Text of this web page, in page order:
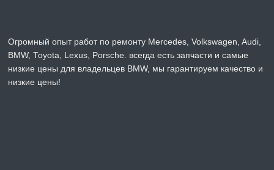
Огромный опыт работ по ремонту Mercedes, Volkswagen, Audi,
BMW, Toyota, Lexus, Porsche. всегда есть запчасти и самые
низкие цены для владельцев BMW, мы гарантируем качество и
низкие цены!